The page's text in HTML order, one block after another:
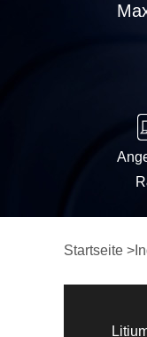
Startseite >